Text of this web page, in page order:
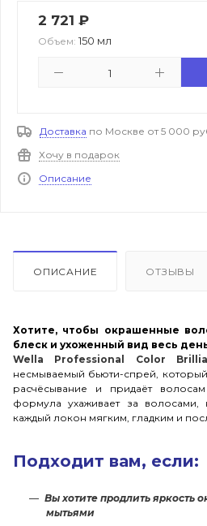
2 721 ₽
Объем: 150 мл
Доставка по Москве от 5 000
Хочу в подарок
Описание
ОПИСАНИЕ ОТЗЫВЫ
Хотите, чтобы окрашенные
блеск и ухоженный вид весь
Wella Professional Color
несмываемый бьюти-спрей,
расчёсывание и придаёт
формула ухаживает за волосами,
каждый локон мягким, гладким и
Подходит вам, если:
Вы хотите продлить яркость
мытьями